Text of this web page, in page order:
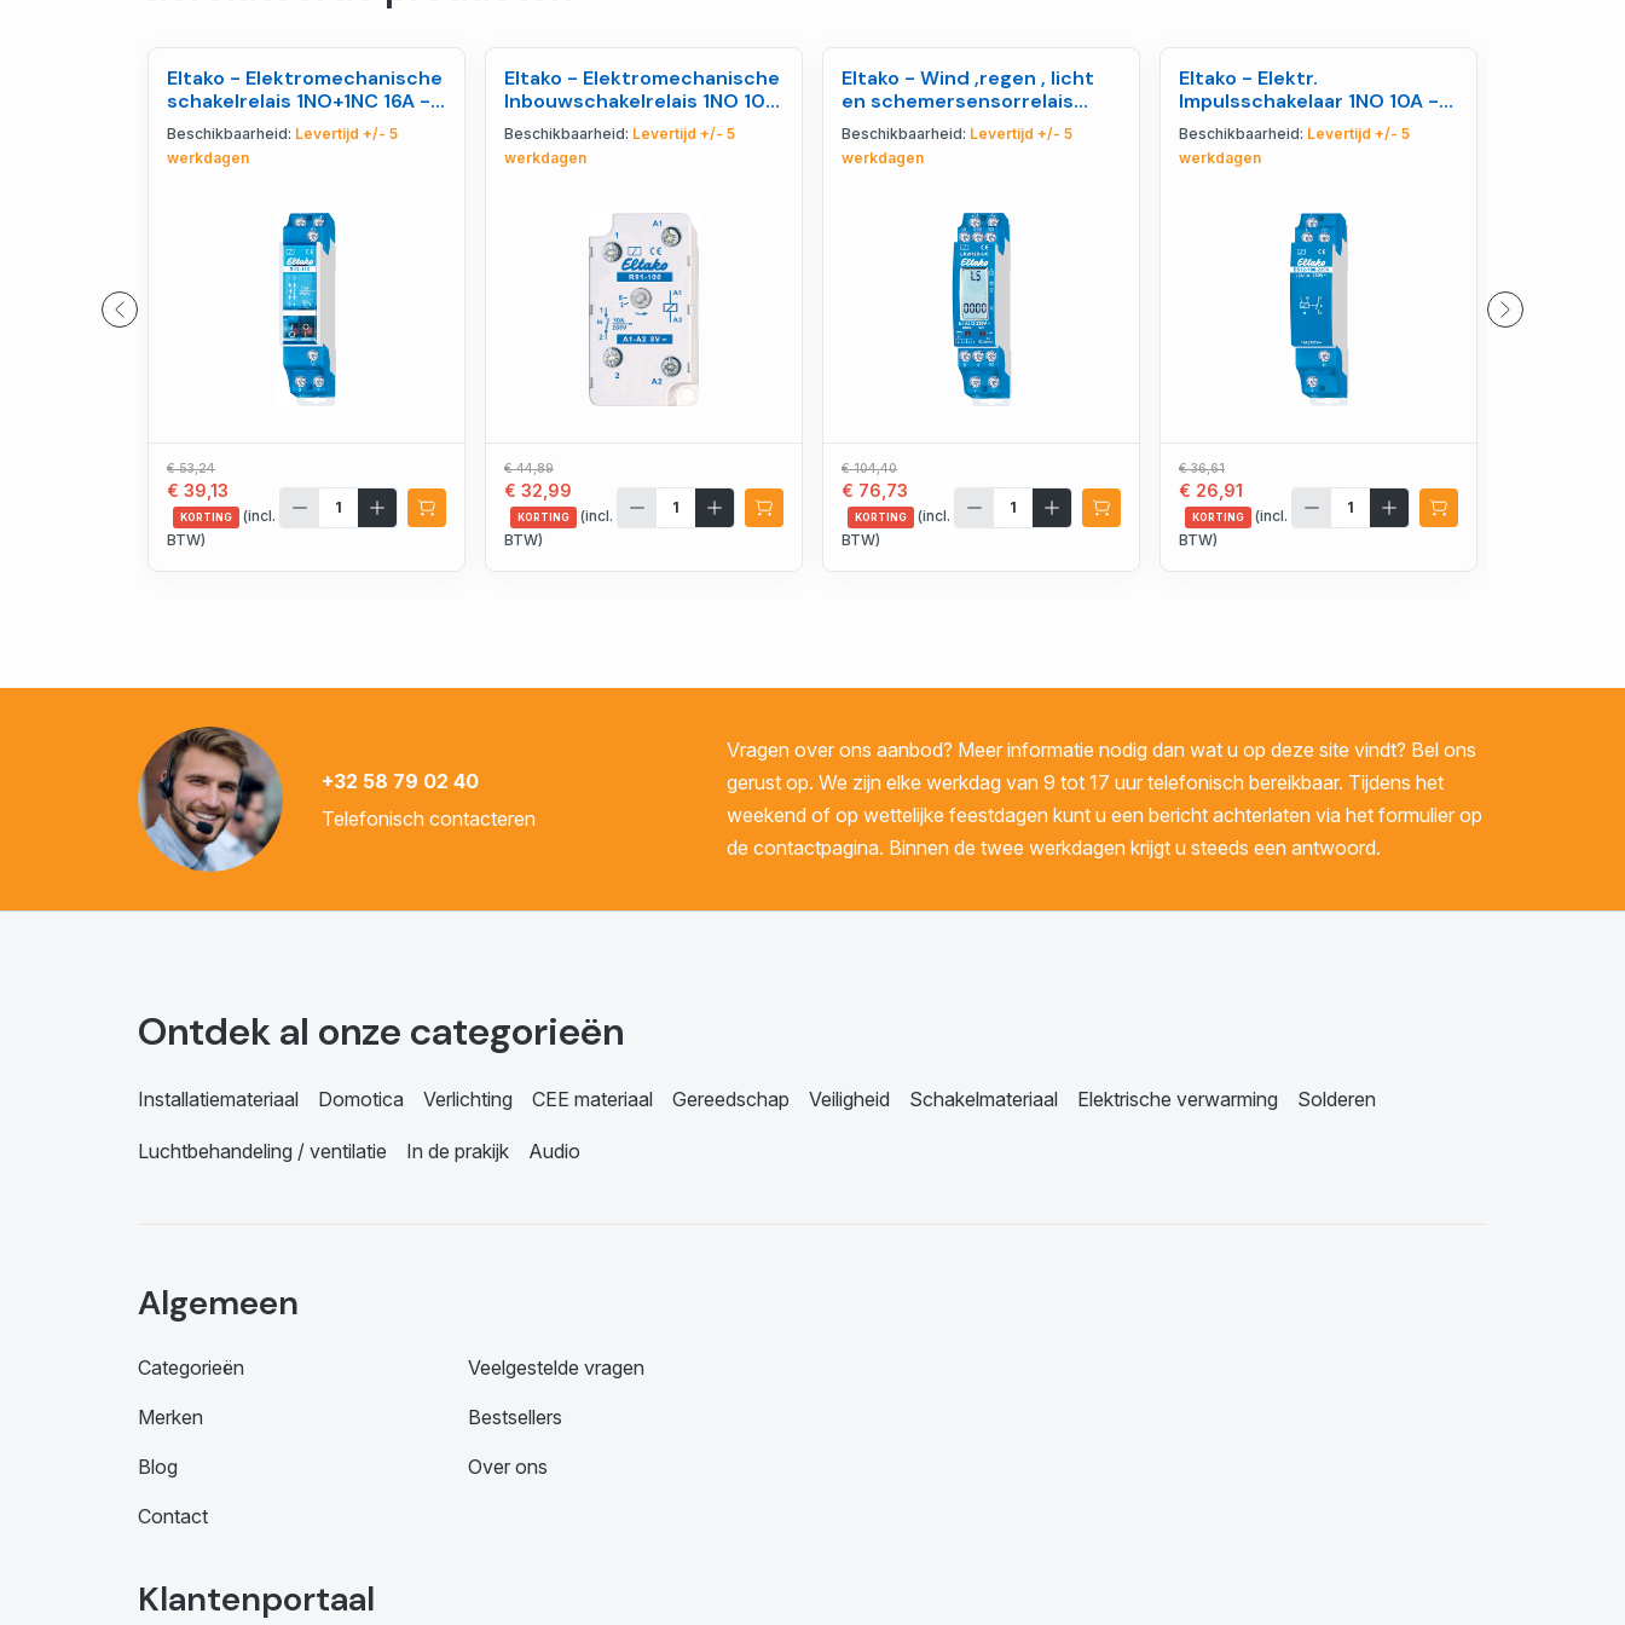
Eltako - Elektromechanische
schakelrelais 1NO+1NC 16A -
22110020
Beschikbaarheid: Levertijd +/- 5
werkdagen
€ 53,24
€ 39,13
KORTING
(incl.
BTW)
Eltako - Elektromechanische
Inbouwschakelrelais 1NO 10A
- 91100410
Beschikbaarheid: Levertijd +/- 5
werkdagen
€ 44,89
€ 32,99
KORTING
(incl.
BTW)
Eltako - Wind ,regen , licht
en schemersensorrelais
4x50mA - 22400501
Beschikbaarheid: Levertijd +/- 5
werkdagen
€ 104,40
€ 76,73
KORTING
(incl.
BTW)
Eltako - Elektr.
Impulsschakelaar 1NO 10A -
21100000
Beschikbaarheid: Levertijd +/- 5
werkdagen
€ 36,61
€ 26,91
KORTING
(incl.
BTW)
+32 58 79 02 40
Telefonisch contacteren
Vragen over ons aanbod? Meer informatie nodig dan wat u op deze site vindt? Bel ons
gerust op. We zijn elke werkdag van 9 tot 17 uur telefonisch bereikbaar. Tijdens het
weekend of op wettelijke feestdagen kunt u een bericht achterlaten via het formulier op
de contactpagina. Binnen de twee werkdagen krijgt u steeds een antwoord.
Ontdek al onze categorieën
Installatiemateriaal Domotica Verlichting CEE materiaal Gereedschap Veiligheid Schakelmateriaal Elektrische verwarming Solderen
Luchtbehandeling / ventilatie In de prakijk Audio
Algemeen
Categorieën Veelgestelde vragen
Merken Bestsellers
Blog Over ons
Contact
Klantenportaal